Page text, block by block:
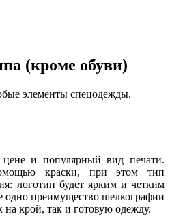
(кроме обуви)
элементы спецодежды.
и популярный вид печати.
краски, при этом тип
логотип будет ярким и четким
преимущество шелкографии
на крой, так и готовую одежду.